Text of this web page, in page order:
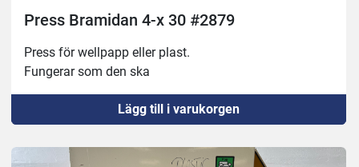
Press Bramidan 4-x 30 #2879
Press för wellpapp eller plast.
Fungerar som den ska
Lägg till i varukorgen